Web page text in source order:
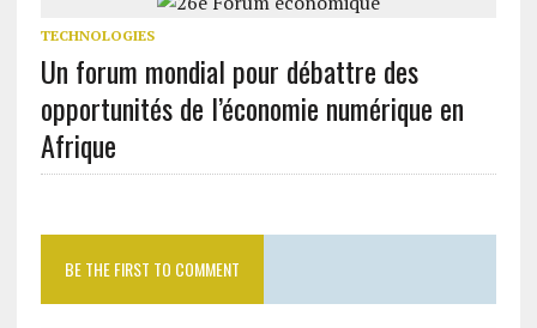
TECHNOLOGIES
Un forum mondial pour débattre des
opportunités de l’économie numérique en
Afrique
BE THE FIRST TO COMMENT